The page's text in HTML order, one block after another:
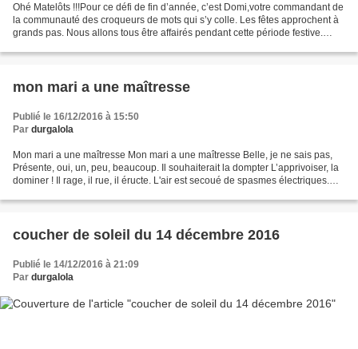
Ohé Matelôts !!!Pour ce défi de fin d’année, c’est Domi,votre commandant de
la communauté des croqueurs de mots qui s’y colle. Les fêtes approchent à
grands pas. Nous allons tous être affairés pendant cette période festive.
mon mari a une maîtresse
Publié le 16/12/2016 à 15:50
Par durgalola
Mon mari a une maîtresse Mon mari a une maîtresse Belle, je ne sais pas,
Présente, oui, un, peu, beaucoup. Il souhaiterait la dompter L’apprivoiser, la
dominer ! Il rage, il rue, il éructe. L'air est secoué de spasmes électriques.
coucher de soleil du 14 décembre 2016
Publié le 14/12/2016 à 21:09
Par durgalola